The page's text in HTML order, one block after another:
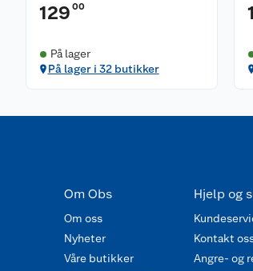
129 00
På lager
På lager i 32 butikker
Om Obs
Om oss
Nyheter
Våre butikker
Hjelp og
Kontakt
Angre- og